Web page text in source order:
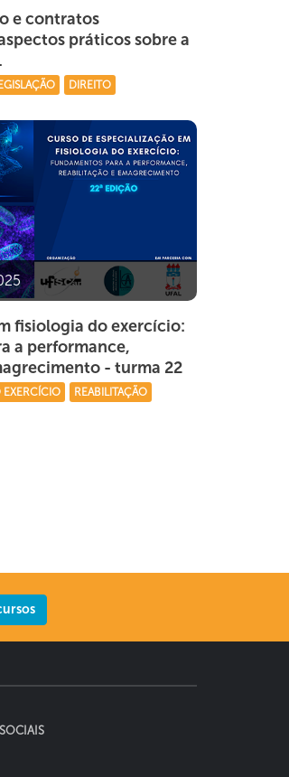
e contratos
práticos sobre a
DIREITO
fisiologia do exercício:
a performance,
- turma 22
EXERCÍCIO REABILITAÇÃO